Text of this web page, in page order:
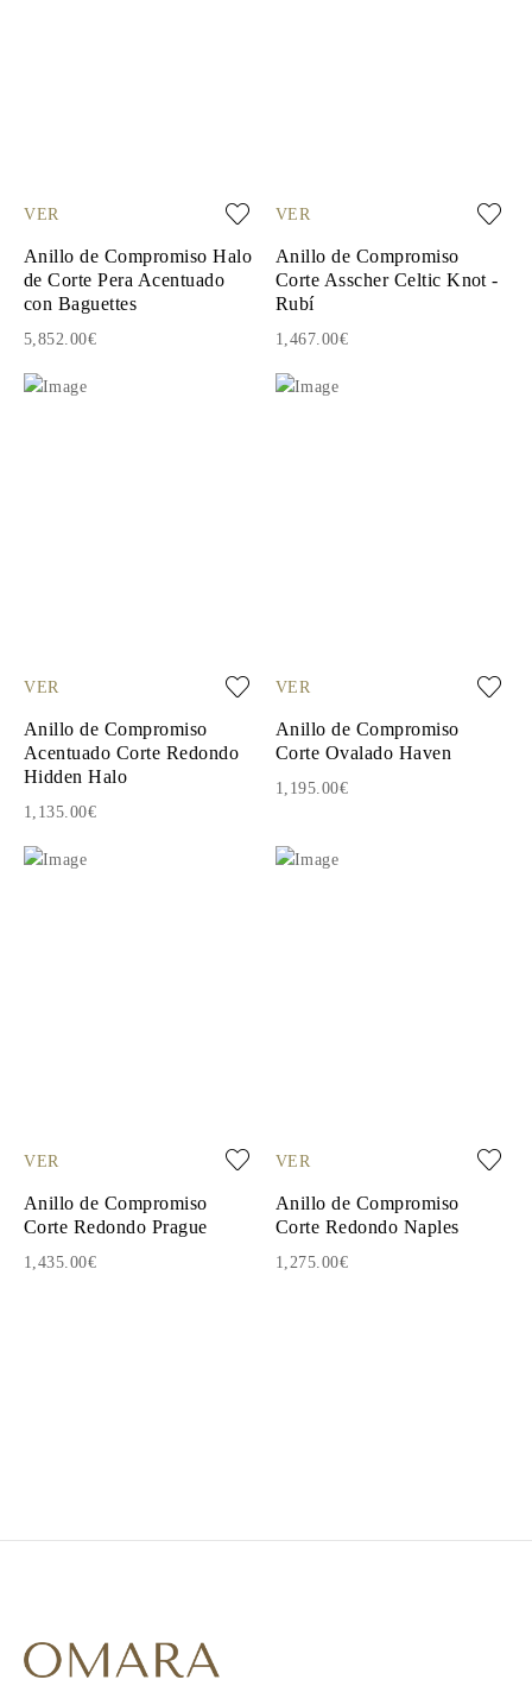
VER
Anillo de Compromiso Halo
de Corte Pera Acentuado
con Baguettes
5,852.00€
VER
Anillo de Compromiso
Corte Asscher Celtic Knot -
Rubí
1,467.00€
VER
Anillo de Compromiso
Acentuado Corte Redondo
Hidden Halo
1,135.00€
VER
Anillo de Compromiso
Corte Ovalado Haven
1,195.00€
VER
Anillo de Compromiso
Corte Redondo Prague
1,435.00€
VER
Anillo de Compromiso
Corte Redondo Naples
1,275.00€
7
11